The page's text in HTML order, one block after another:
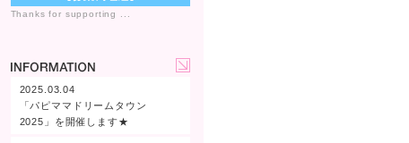
Thanks for supporting ...
2025.03.04
「パピママドリームタウン
2025」を開催します★